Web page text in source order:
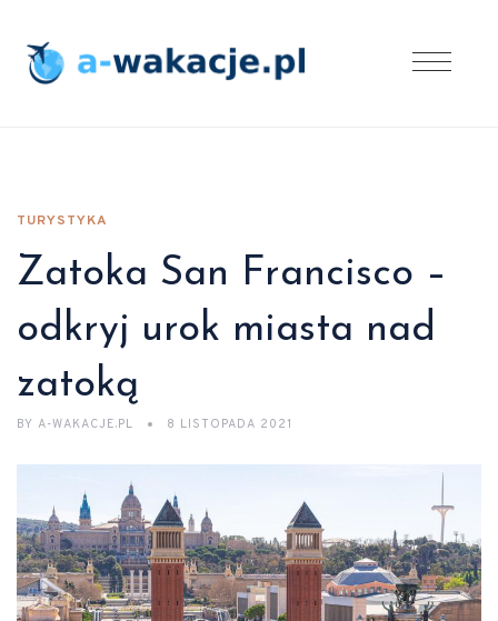
TURYSTYKA
Zatoka San Francisco –
odkryj urok miasta nad
zatoką
BY A-WAKACJE.PL 8 LISTOPADA 2021